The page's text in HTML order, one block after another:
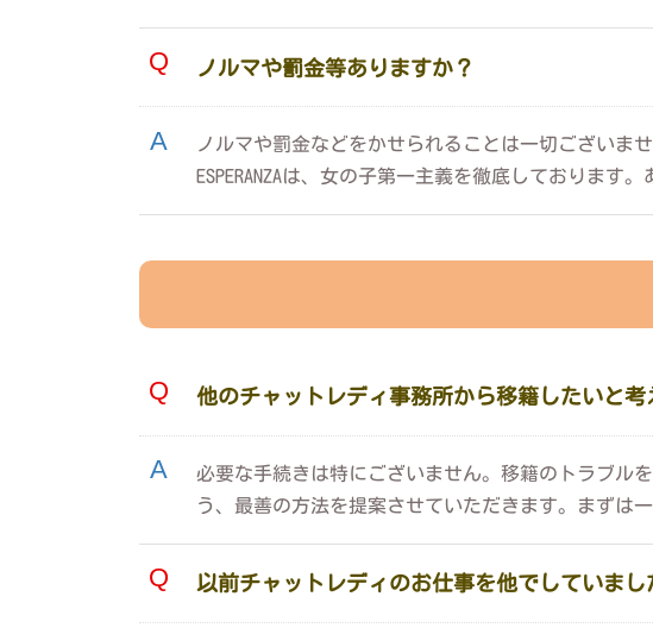
ノルマや罰金等ありますか？
ノルマや罰金などをかせられることは一切ございま
ESPERANZAは、女の子第一主義を徹底しておりま
他のチャットレディ事務所から移籍したいと
必要な手続きは特にございません。移籍のトラブル
う、最善の方法を提案させていただきます。まずは
以前チャットレディのお仕事を他でしていまし